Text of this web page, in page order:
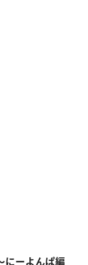
にーよんぱ編